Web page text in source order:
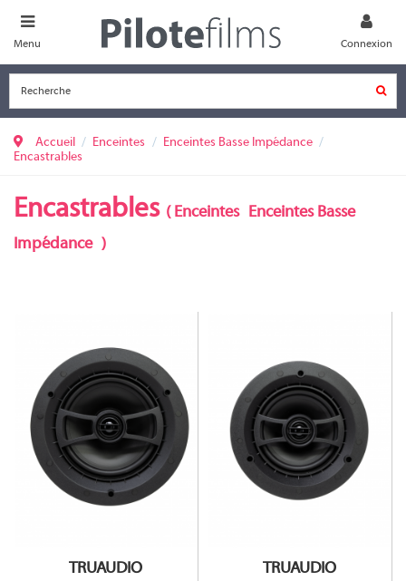
Menu Connexion
Accueil Enceintes
Enceintes Basse Impédance
Encastrables
Encastrables ( Enceintes Enceintes Basse
Impédance )
TRUAUDIO
SP-8
90W@8Ω
Profondeur : 101mm
Vendue à l'unité
TRUAUDIO
SP-6
75W@8Ω
Profondeur : 80mm
Vendue à l'unité